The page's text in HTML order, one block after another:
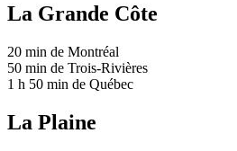
La Grande Côte
20 min de Montréal
50 min de Trois-Rivières
1 h 50 min de Québec
La Plaine